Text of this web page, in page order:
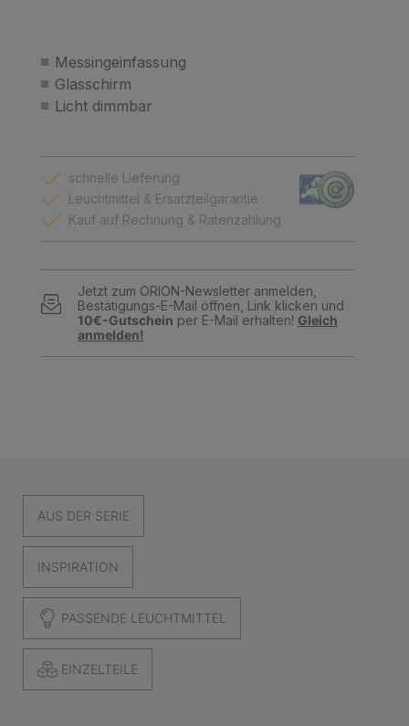
Messingeinfassung
Glasschirm
Licht dimmbar
schnelle Lieferung
Leuchtmittel & Ersatzteilgarantie
Kauf auf Rechnung & Ratenzahlung
Jetzt zum ORION-Newsletter anmelden,
Bestätigungs-E-Mail öffnen, Link klicken und
10€-Gutschein per E-Mail erhalten! Gleich
anmelden!
AUS DER SERIE
INSPIRATION
PASSENDE LEUCHTMITTEL
EINZELTEILE